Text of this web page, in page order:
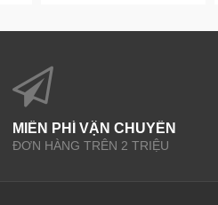
MIỄN PHÍ VẬN CHUYỂN
ĐƠN HÀNG TRÊN 2 TRIỆU